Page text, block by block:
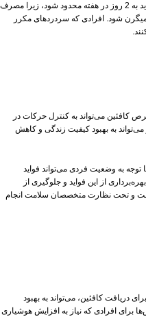
می‌کند که مصرف کافئین برای درمان سردردها باید به 2 روز در هفته محدود شود، زیرا مصرف
شود. افرادی که سردردهای مکرر
کافئین می‌تواند به کنترل حرکات در
می‌تواند به بهبود کیفیت زندگی و کاهش
به وضعیت فردی می‌تواند فواید
از این فواید و جلوگیری از
و تحت نظارت متخصصان سلامت انجام
دریافت کافئین، می‌تواند به بهبود
برای افرادی که نیاز به افزایش هوشیاری